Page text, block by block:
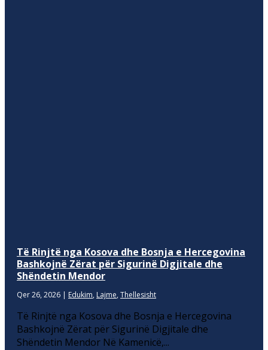
Të Rinjtë nga Kosova dhe Bosnja e Hercegovina
Bashkojnë Zërat për Sigurinë Digjitale dhe
Shëndetin Mendor
Qer 26, 2026 | Edukim, Lajme, Thellesisht
Të Rinjtë nga Kosova dhe Bosnja e Hercegovina
Bashkojnë Zërat për Sigurinë Digjitale dhe
Shëndetin Mendor Në Kamenicë,...